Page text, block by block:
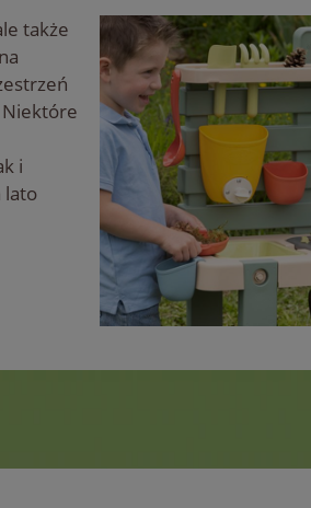
także
i
lato